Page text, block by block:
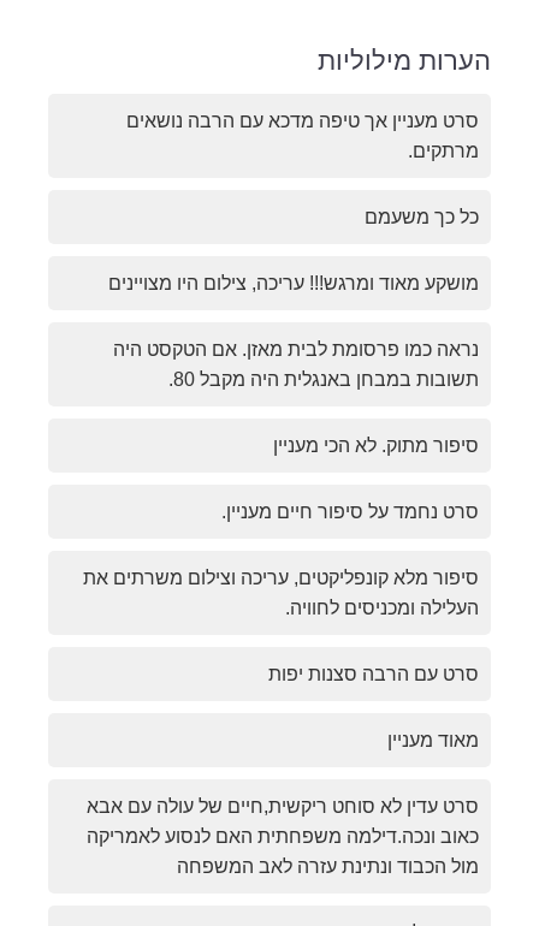
הערות מילוליות
סרט מעניין אך טיפה מדכא עם הרבה נושאים
מרתקים.
כל כך משעמם
מושקע מאוד ומרגש!!! עריכה, צילום היו מצויינים
נראה כמו פרסומת לבית מאזן. אם הטקסט היה
תשובות במבחן באנגלית היה מקבל 80.
סיפור מתוק. לא הכי מעניין
סרט נחמד על סיפור חיים מעניין.
סיפור מלא קונפליקטים, עריכה וצילום משרתים את
העלילה ומכניסים לחוויה.
סרט עם הרבה סצנות יפות
מאוד מעניין
סרט עדין לא סוחט ריקשית,חיים של עולה עם אבא
כאוב ונכה.דילמה משפחתית האם לנסוע לאמריקה
מול הכבוד ונתינת עזרה לאב המשפחה